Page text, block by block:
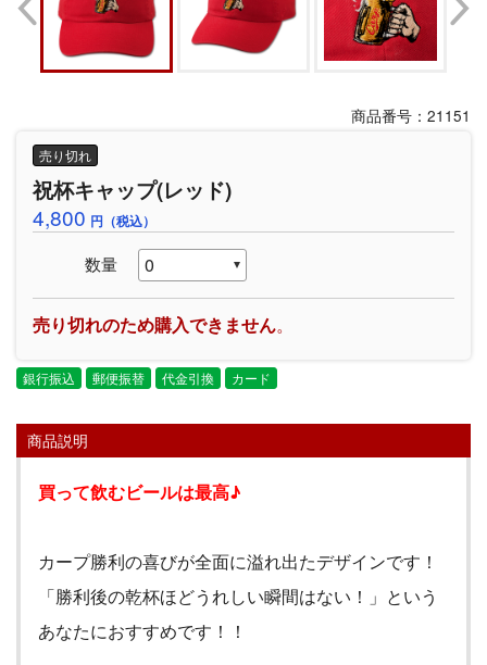
商品番号：21151
売り切れ
祝杯キャップ(レッド)
4,800 円（税込）
数量
売り切れのため購入できません。
銀行振込 郵便振替 代金引換 カード
商品説明
買って飲むビールは最高♪
カープ勝利の喜びが全面に溢れ出たデザインです！
「勝利後の乾杯ほどうれしい瞬間はない！」という
あなたにおすすめです！！